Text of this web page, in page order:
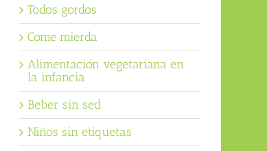
Todos gordos
Come mierda
Alimentación vegetariana en
la infancia
Beber sin sed
Niños sin etiquetas